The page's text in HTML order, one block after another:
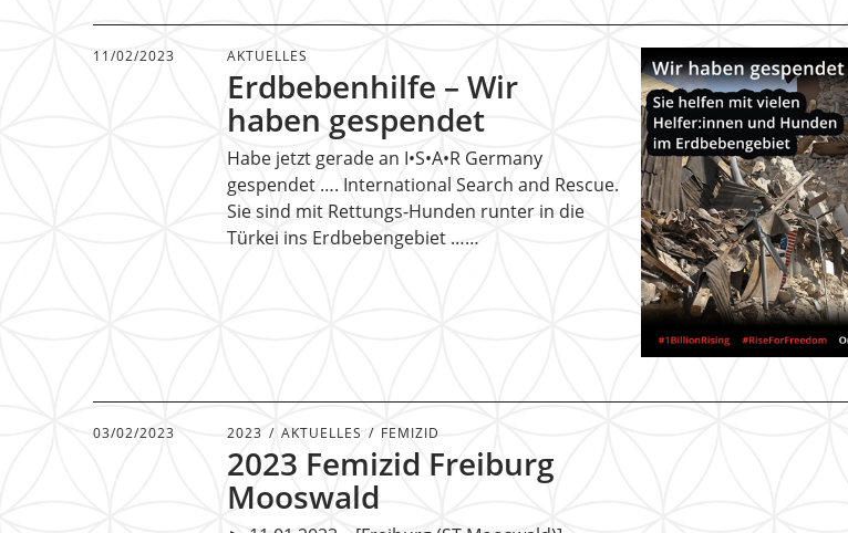
11/02/2023 AKTUELLES
Erdbebenhilfe – Wir
haben gespendet
Habe jetzt gerade an I•S•A•R Germany
gespendet …. International Search and Rescue.
Sie sind mit Rettungs-Hunden runter in die
Türkei ins Erdbebengebiet ……
03/02/2023 2023 AKTUELLES FEMIZID
2023 Femizid Freiburg
Mooswald